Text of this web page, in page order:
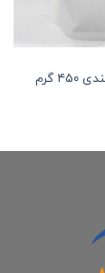
چای کله مورچه هندی ۴۵۰ گرم